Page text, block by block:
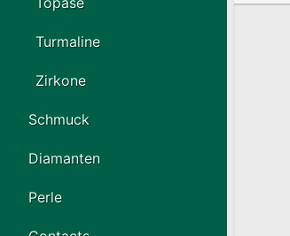
Turmaline
Zirkone
Schmuck
Diamanten
Perle